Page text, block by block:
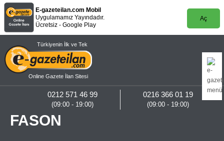
E-gazeteilan.com Mobil
Uygulamamız Yayındadır.
Ücretsiz - Google Play
Aç
Türkiyenin İlk ve Tek
Online Gazete İlan Sitesi
0216 366 01 19
(09:00 - 19:00)
0212 571 46 99
(09:00 - 19:00)
FASON